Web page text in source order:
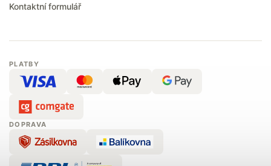
Kontaktní formulář
PLATBY
DOPRAVA